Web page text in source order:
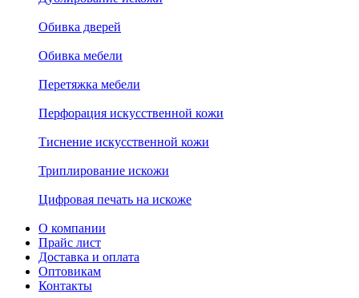
Обивка дверей
Обивка мебели
Перетяжка мебели
Перфорация искусственной кожи
Тиснение искусственной кожи
Триплирование искожи
Цифровая печать на искоже
О компании
Прайс лист
Доставка и оплата
Оптовикам
Контакты